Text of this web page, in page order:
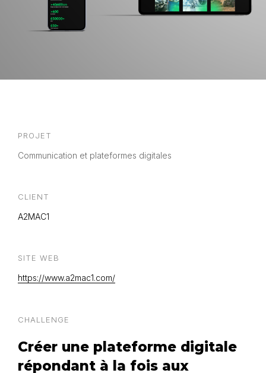
PROJET
Communication et plateformes digitales
CLIENT
A2MAC1
SITE WEB
https://www.a2mac1.com/
CHALLENGE
Créer une plateforme digitale
répondant à la fois aux